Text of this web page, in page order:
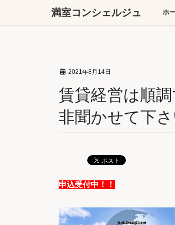
満室コンシェルジュ ホ
2021年8月14日
賃貸経営は順
非聞かせて下さ
申込受付中！！